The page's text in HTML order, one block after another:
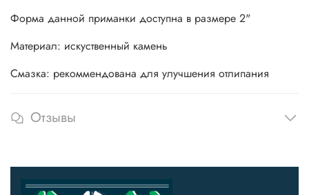
Форма данной приманки доступна в размере 2"
Материал: искуственный камень
Смазка: рекоммендована для улучшения отлипания
Отзывы